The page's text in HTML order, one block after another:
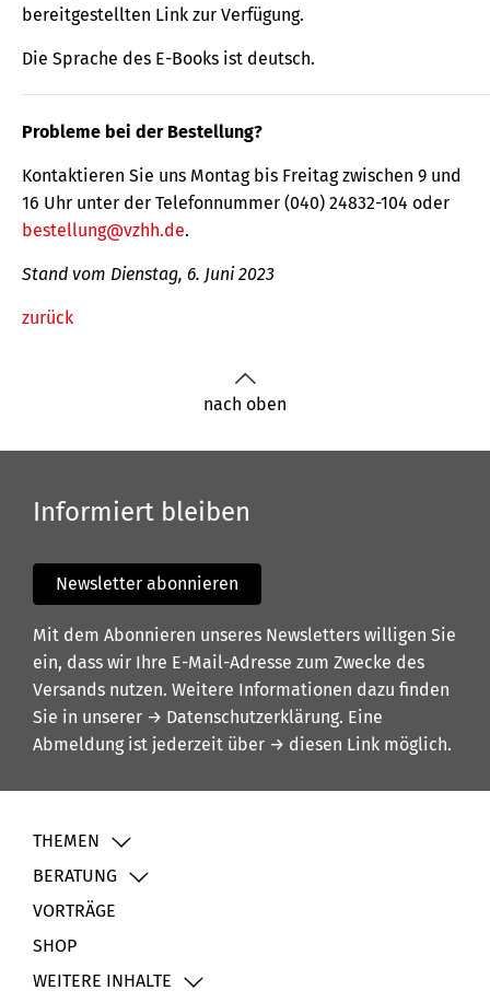
bereitgestellten Link zur Verfügung.
Die Sprache des E-Books ist deutsch.
Probleme bei der Bestellung?
Kontaktieren Sie uns Montag bis Freitag zwischen 9 und
16 Uhr unter der Telefonnummer (040) 24832-104 oder
bestellung@vzhh.de.
Stand vom Dienstag, 6. Juni 2023
zurück
nach oben
Informiert bleiben
Newsletter abonnieren
Mit dem Abonnieren unseres Newsletters willigen Sie
ein, dass wir Ihre E-Mail-Adresse zum Zwecke des
Versands nutzen. Weitere Informationen dazu finden
Sie in unserer → Datenschutzerklärung. Eine
Abmeldung ist jederzeit über → diesen Link möglich.
THEMEN
BERATUNG
VORTRÄGE
SHOP
WEITERE INHALTE